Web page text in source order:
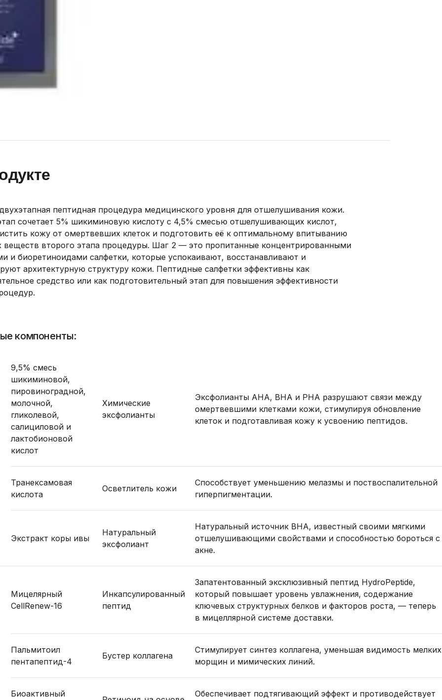
пептидная процедура медицинского уровня для отшелушивания кожи.
сочетает 5% шикиминовую кислоту с 4,5% смесью отшелушивающих кислот,
кожу от омертвевших клеток и подготовить её к оптимальному впитыванию
веществ второго этапа процедуры. Шаг 2 — это пропитанные концентрированными
и биоретиноидами салфетки, которые успокаивают, восстанавливают и
архитектурную структуру кожи. Пептидные салфетки эффективны как
средство или как подготовительный этап для повышения эффективности
компоненты:
9,5% смесь
шикиминовой,
пировиноградной,
молочной,
гликолевой,
салициловой и
лактобионовой
кислот
Химические
эксфолианты
Эксфолианты AHA, BHA и PHA разрушают связи между
омертвевшими клетками кожи, стимулируя обновление
клеток и подготавливая кожу к усвоению пептидов.
Транексамовая
кислота
Осветлитель кожи
Способствует уменьшению мелазмы и поствоспалительной
гиперпигментации.
Экстракт коры ивы
Натуральный
эксфолиант
Натуральный источник BHA, известный своими мягкими
отшелушивающими свойствами и способностью бороться с
акне.
Мицелярный
CellRenew-16
Инкапсулированный
пептид
Запатентованный эксклюзивный пептид HydroPeptide,
который повышает уровень увлажнения, содержание
ключевых структурных белков и факторов роста, — теперь
в мицеллярной системе доставки.
Пальмитоил
пентапептид-4
Бустер коллагена
Стимулирует синтез коллагена, уменьшая видимость мелких
морщин и мимических линий.
Биоактивный
Обеспечивает подтягивающий эффект и противодействует